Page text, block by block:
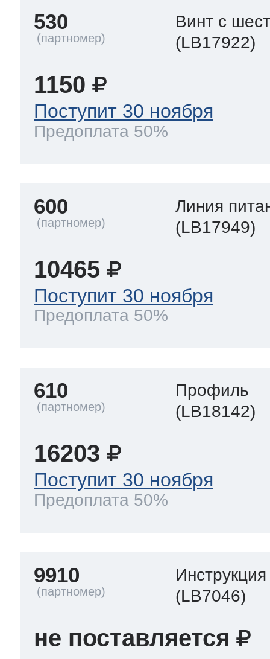
530
Винт с
(LB17922)
1150
Поступит 30 ноября
Предоплата 50%
600
Линия
(LB17949)
10465
Поступит 30 ноября
Предоплата 50%
610
Профиль
(LB18142)
16203
Поступит 30 ноября
Предоплата 50%
9910
(LB7046)
не поставляется